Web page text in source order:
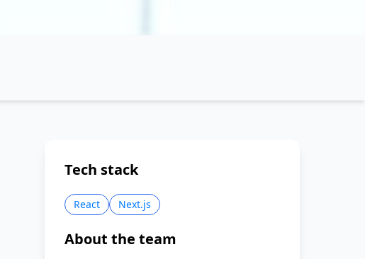
Tech stack
React Next.js
About the team